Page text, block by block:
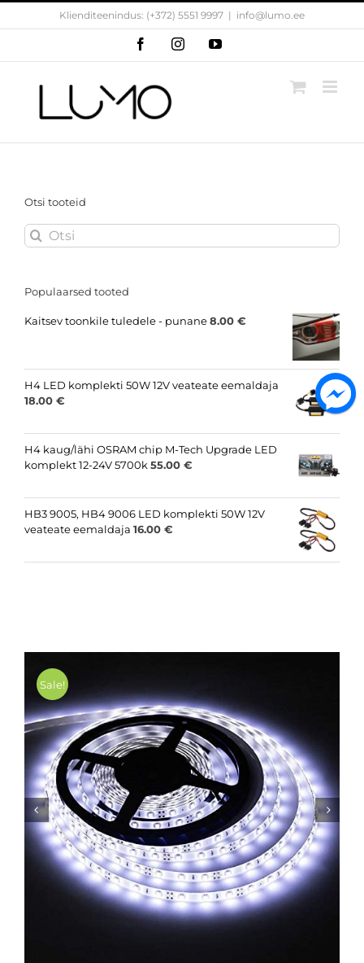
Skip
Klienditeenindus: (+372) 5551 9997 | info@lumo.ee
FacebookInstagramYouTube
Sale!
 
Otsi tooteid
Search
for:
Populaarsed tooted
Kaitsev toonkile tuledele - punane8.00 €
H4 LED komplekti 50W 12V veateate eemaldaja
18.00 €
H4 kaug/lähi OSRAM chip M-Tech Upgrade LED
komplekt 12-24V 5700k55.00 €
HB3 9005, HB4 9006 LED komplekti 50W 12V
veateate eemaldaja 16.00 €